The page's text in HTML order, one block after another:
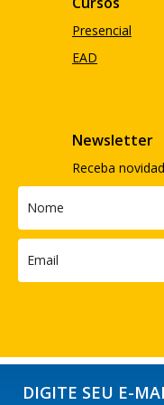
Presencial
EAD
Newsletter
Receba
DIGITE SEU E-